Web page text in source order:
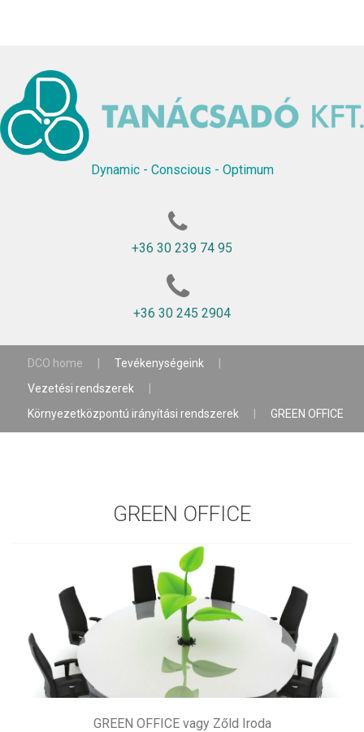
Dynamic - Conscious - Optimum
+36 30 239 74 95
+36 30 245 2904
DCO home Tevékenységeink
Vezetési rendszerek
Környezetközpontú irányítási rendszerek
GREEN OFFICE
GREEN OFFICE
GREEN OFFICE vagy Zőld Iroda